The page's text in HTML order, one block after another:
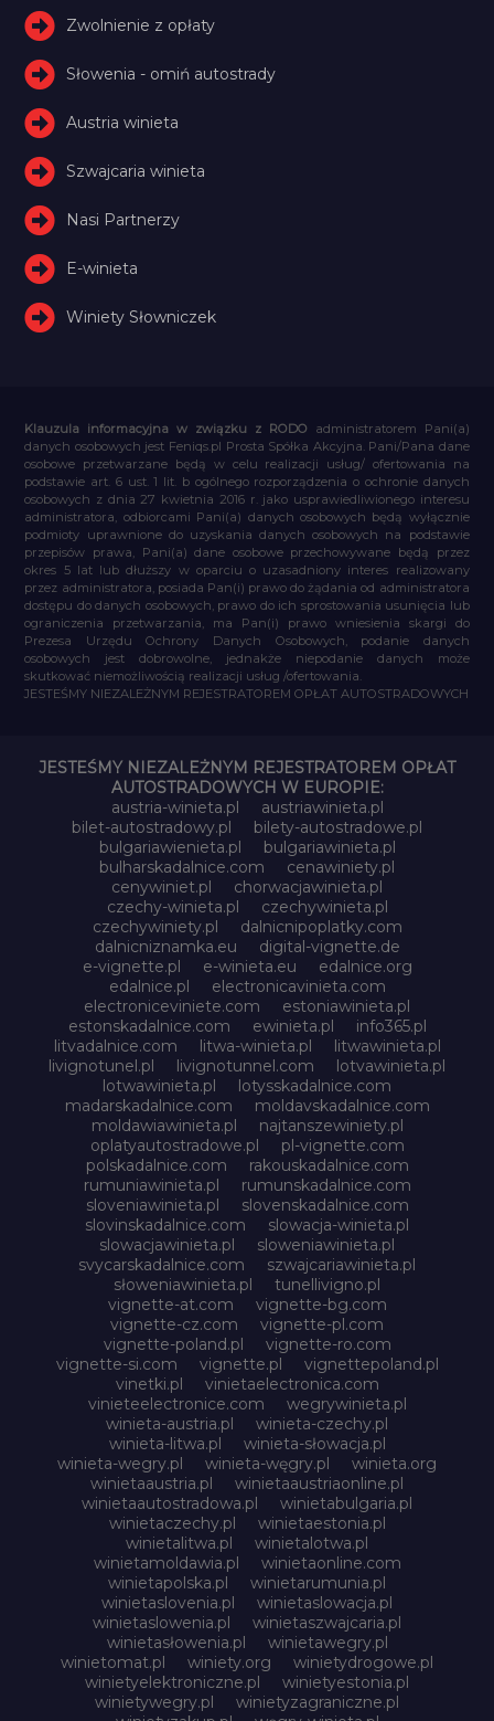
Zwolnienie z opłaty
Słowenia - omiń autostrady
Austria winieta
Szwajcaria winieta
Nasi Partnerzy
E-winieta
Winiety Słowniczek
Klauzula informacyjna w związku z RODO administratorem Pani(a)
danych osobowych jest Feniqs.pl Prosta Spółka Akcyjna. Pani/Pana dane
osobowe przetwarzane będą w celu realizacji usług/ ofertowania na
podstawie art. 6 ust. 1 lit. b ogólnego rozporządzenia o ochronie danych
osobowych z dnia 27 kwietnia 2016 r. jako usprawiedliwionego interesu
administratora, odbiorcami Pani(a) danych osobowych będą wyłącznie
podmioty uprawnione do uzyskania danych osobowych na podstawie
przepisów prawa, Pani(a) dane osobowe przechowywane będą przez
okres 5 lat lub dłuższy w oparciu o uzasadniony interes realizowany
przez administratora, posiada Pan(i) prawo do żądania od administratora
dostępu do danych osobowych, prawo do ich sprostowania usunięcia lub
ograniczenia przetwarzania, ma Pan(i) prawo wniesienia skargi do
Prezesa Urzędu Ochrony Danych Osobowych, podanie danych
osobowych jest dobrowolne, jednakże niepodanie danych może
skutkować niemożliwością realizacji usług /ofertowania.
JESTEŚMY NIEZALEŻNYM REJESTRATOREM OPŁAT AUTOSTRADOWYCH
JESTEŚMY NIEZALEŻNYM REJESTRATOREM OPŁAT
AUTOSTRADOWYCH W EUROPIE:
austria-winieta.pl
austriawinieta.pl
bilet-autostradowy.pl
bilety-autostradowe.pl
bulgariawienieta.pl
bulgariawinieta.pl
bulharskadalnice.com
cenawiniety.pl
cenywiniet.pl
chorwacjawinieta.pl
czechy-winieta.pl
czechywinieta.pl
czechywiniety.pl
dalnicnipoplatky.com
dalnicniznamka.eu
digital-vignette.de
e-vignette.pl
e-winieta.eu
edalnice.org
edalnice.pl
electronicavinieta.com
electroniceviniete.com
estoniawinieta.pl
estonskadalnice.com
ewinieta.pl
info365.pl
litvadalnice.com
litwa-winieta.pl
litwawinieta.pl
livignotunel.pl
livignotunnel.com
lotvawinieta.pl
lotwawinieta.pl
lotysskadalnice.com
madarskadalnice.com
moldavskadalnice.com
moldawiawinieta.pl
najtanszewiniety.pl
oplatyautostradowe.pl
pl-vignette.com
polskadalnice.com
rakouskadalnice.com
rumuniawinieta.pl
rumunskadalnice.com
sloveniawinieta.pl
slovenskadalnice.com
slovinskadalnice.com
slowacja-winieta.pl
slowacjawinieta.pl
sloweniawinieta.pl
svycarskadalnice.com
szwajcariawinieta.pl
słoweniawinieta.pl
tunellivigno.pl
vignette-at.com
vignette-bg.com
vignette-cz.com
vignette-pl.com
vignette-poland.pl
vignette-ro.com
vignette-si.com
vignette.pl
vignettepoland.pl
vinetki.pl
vinietaelectronica.com
vinieteelectronice.com
wegrywinieta.pl
winieta-austria.pl
winieta-czechy.pl
winieta-litwa.pl
winieta-słowacja.pl
winieta-wegry.pl
winieta-węgry.pl
winieta.org
winietaaustria.pl
winietaaustriaonline.pl
winietaautostradowa.pl
winietabulgaria.pl
winietaczechy.pl
winietaestonia.pl
winietalitwa.pl
winietalotwa.pl
winietamoldawia.pl
winietaonline.com
winietapolska.pl
winietarumunia.pl
winietaslovenia.pl
winietaslowacja.pl
winietaslowenia.pl
winietaszwajcaria.pl
winietasłowenia.pl
winietawegry.pl
winietomat.pl
winiety.org
winietydrogowe.pl
winietyelektroniczne.pl
winietyestonia.pl
winietywegry.pl
winietyzagraniczne.pl